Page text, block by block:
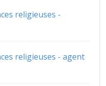
religieuses -
religieuses - agent